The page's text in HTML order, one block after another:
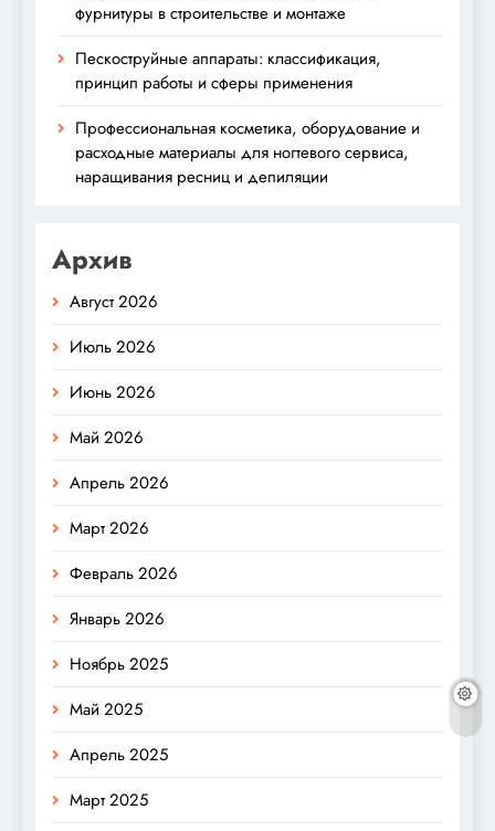
фурнитуры в строительстве и монтаже
Пескоструйные аппараты: классификация,
принцип работы и сферы применения
Профессиональная косметика, оборудование и
расходные материалы для ногтевого сервиса,
наращивания ресниц и депиляции
Архив
Август 2026
Июль 2026
Июнь 2026
Май 2026
Апрель 2026
Март 2026
Февраль 2026
Январь 2026
Ноябрь 2025
Май 2025
Апрель 2025
Март 2025